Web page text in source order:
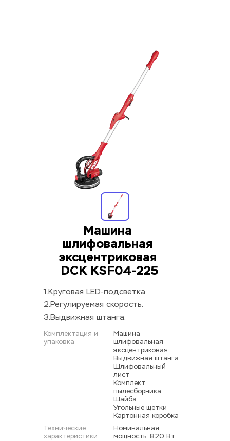
Машина
шлифовальная
эксцентриковая
DCK KSF04-225
1.Круговая LED-подсветка.
2.Регулируемая скорость.
3.Выдвижная штанга.
Комплектация и
упаковка
Машина
шлифовальная
эксцентриковая
Выдвижная штанга
Шлифовальный
лист
Комплект
пылесборника
Шайба
Угольные щетки
Картонная коробка
Технические
характеристики
Номинальная
мощность: 820 Вт